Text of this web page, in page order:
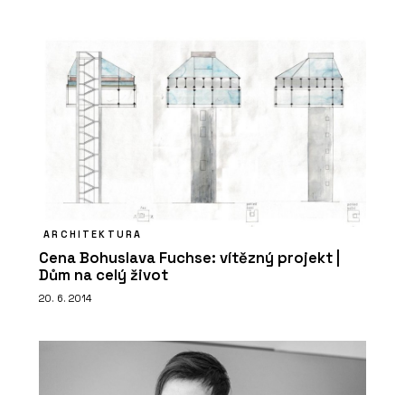
ARCHITEKTURA
Cena Bohuslava Fuchse: vítězný projekt |
Dům na celý život
20. 6. 2014